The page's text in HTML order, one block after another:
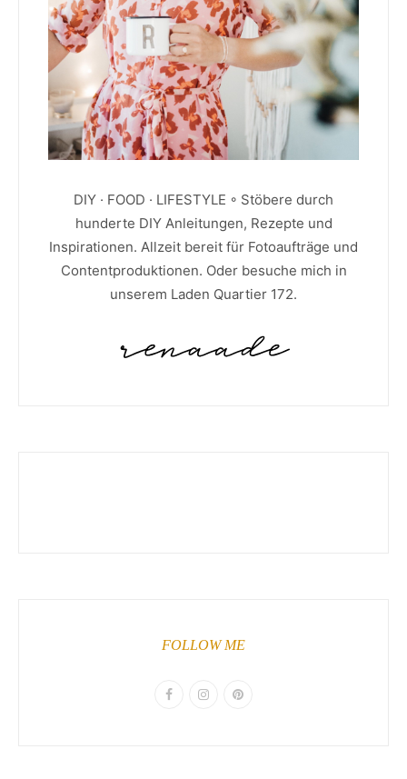
DIY · FOOD · LIFESTYLE ◦ Stöbere durch
hunderte DIY Anleitungen, Rezepte und
Inspirationen. Allzeit bereit für Fotoaufträge und
Contentproduktionen. Oder besuche mich in
unserem Laden Quartier 172.
FOLLOW ME